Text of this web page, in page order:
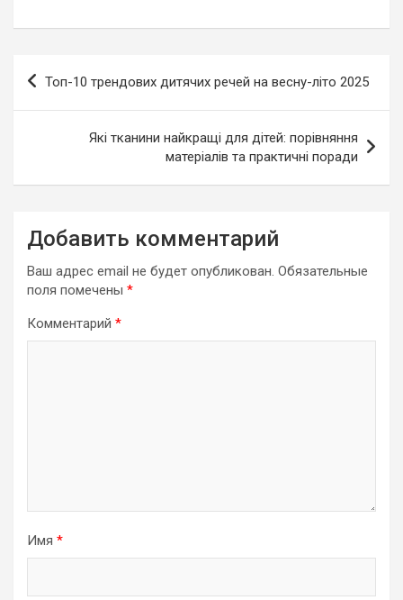
Навигация
Топ-10 трендових дитячих речей на весну-літо 2025
Які тканини найкращі для дітей: порівняння
матеріалів та практичні поради
Добавить комментарий
Ваш адрес email не будет опубликован. Обязательные
поля помечены *
Комментарий *
Имя *